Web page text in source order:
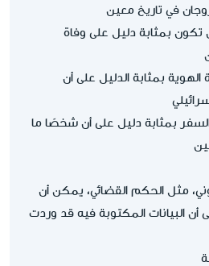
في تاريخ معين
بمثابة دليل على وفاة
بمثابة الدليل على أن
بمثابة دليل على أن شخصًا ما
مثل الحكم القضائي، يمكن أن
أن البيانات المكتوبة فيه قد وردت